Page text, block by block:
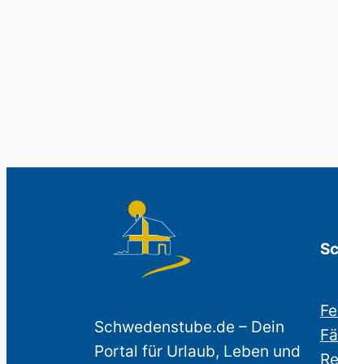
Schwedenstube.de – Dein
Portal für Urlaub, Leben und